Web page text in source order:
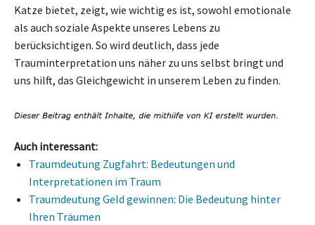
Katze bietet, zeigt, wie wichtig es ist, sowohl emotionale
als auch soziale Aspekte unseres Lebens zu
berücksichtigen. So wird deutlich, dass jede
Trauminterpretation uns näher zu uns selbst bringt und
uns hilft, das Gleichgewicht in unserem Leben zu finden.
Auch interessant:
Traumdeutung Zugfahrt: Bedeutungen und
Interpretationen im Traum
Traumdeutung Geld gewinnen: Die Bedeutung hinter
Ihren Träumen